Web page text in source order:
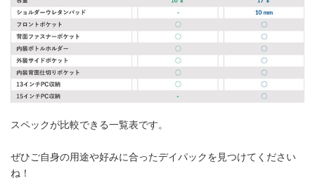
スペックが比較できる一覧表です。
ぜひご自身の用途や好みに合ったデイパックを見つけてください
ね！